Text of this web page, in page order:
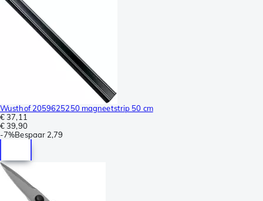
Wusthof 2059625250 magneetstrip 50 cm
€ 37,11
€ 39,90
-7%Bespaar 2,79